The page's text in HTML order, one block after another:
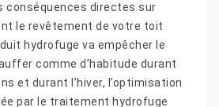
conséquences directes sur
le revêtement de votre toit
hydrofuge va empêcher le
comme d’habitude durant
et durant l’hiver, l’optimisation
par le traitement hydrofuge